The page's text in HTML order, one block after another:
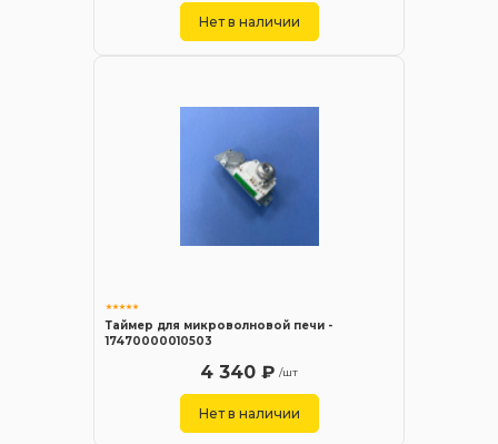
Нет в наличии
Таймер для микроволновой печи -
17470000010503
4 340 ₽ /шт
Нет в наличии